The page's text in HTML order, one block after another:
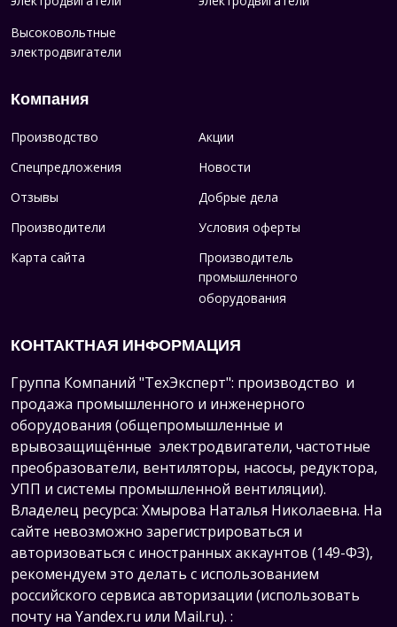
Высоковольтные
электродвигатели
Компания
Производство
Акции
Спецпредложения
Новости
Отзывы
Добрые дела
Производители
Условия оферты
Карта сайта
Производитель
промышленного
оборудования
КОНТАКТНАЯ ИНФОРМАЦИЯ
Группа Компаний "ТехЭксперт": производство и
продажа промышленного и инженерного
оборудования (общепромышленные и
врывозащищённые электродвигатели, частотные
преобразователи, вентиляторы, насосы, редуктора,
УПП и системы промышленной вентиляции).
Владелец ресурса: Хмырова Наталья Николаевна. На
сайте невозможно зарегистрироваться и
авторизоваться с иностранных аккаунтов (149-ФЗ),
рекомендуем это делать с использованием
российского сервиса авторизации (использовать
почту на Yandex.ru или Mail.ru). :